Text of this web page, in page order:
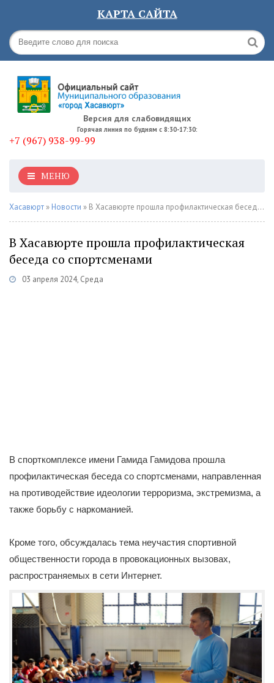
КАРТА САЙТА
Версия для слабовидящих
Горячая линия по будням с 8:30-17:30:
+7 (967) 938-99-99
МЕНЮ
Хасавюрт » Новости » В Хасавюрте прошла профилактическая беседа со спортсменами
В Хасавюрте прошла профилактическая
беседа со спортсменами
03 апреля 2024, Среда
В спорткомплексе имени Гамида Гамидова прошла
профилактическая беседа со спортсменами, направленная
на противодействие идеологии терроризма, экстремизма, а
также борьбу с наркоманией.
Кроме того, обсуждалась тема неучастия спортивной
общественности города в провокационных вызовах,
распространяемых в сети Интернет.